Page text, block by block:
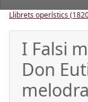
Llibrets operístics
I Falsi
Don